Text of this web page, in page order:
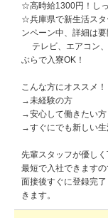
☆高時給1300円！し
☆兵庫県で新生活ス
ンペーン中、詳細は要
テレビ、エアコン、
ぶらで入寮OK！
こんな方にオススメ！
→未経験の方
→安心して働きたい方
→すぐにでも新しい
先輩スタッフが優し
最短で入社できます
面接後すぐに登録完
きます。